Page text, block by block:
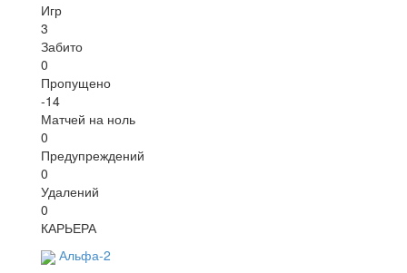
Игр
3
Забито
0
Пропущено
-14
Матчей на ноль
0
Предупреждений
0
Удалений
0
КАРЬЕРА
Альфа-2